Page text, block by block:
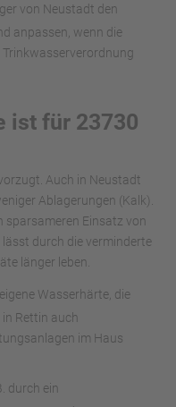
von Neustadt den
anpassen, wenn die
ist für 23730
Auch in Neustadt
Ablagerungen (Kalk).
sparsameren Einsatz von
durch die verminderte
länger leben.
Wasserhärte, die
Rettin auch
im Haus
durch ein